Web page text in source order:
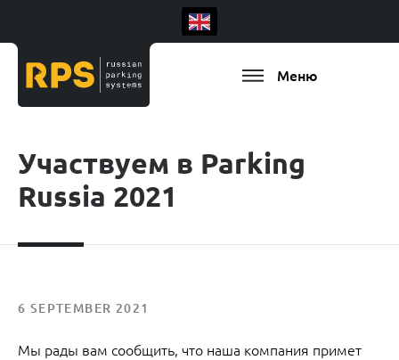
Меню
Участвуем в Parking
Russia 2021
6 SEPTEMBER 2021
Мы рады вам сообщить, что наша компания примет